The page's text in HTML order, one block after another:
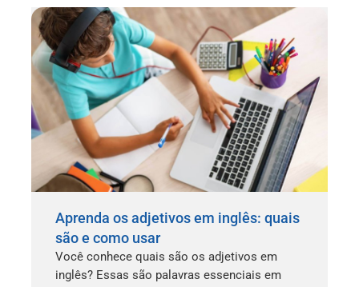
Aprenda os adjetivos em inglês: quais
são e como usar
Você conhece quais são os adjetivos em
inglês? Essas são palavras essenciais em